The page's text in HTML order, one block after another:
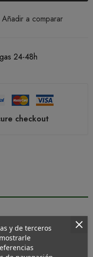
Añadir a comparar
24-48h
checkout
y de terceros